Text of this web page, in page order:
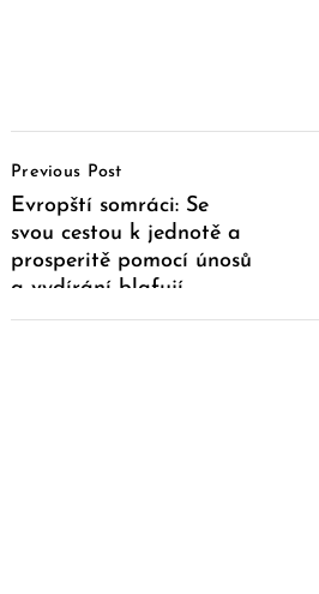
Navigation
Previous Post
Evropští somráci: Se
svou cestou k jednotě a
prosperitě pomocí únosů
a vydírání blafují